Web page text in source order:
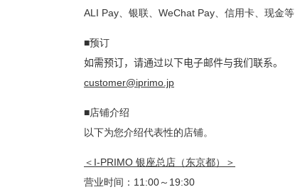
ALI Pay、银联、WeChat Pay、信用卡、现金等
■预订
如需预订，请通过以下电子邮件与我们联系。
customer@iprimo.jp
■店铺介绍
以下为您介绍代表性的店铺。
＜I-PRIMO 银座总店（东京都）＞
营业时间：11:00～19:30